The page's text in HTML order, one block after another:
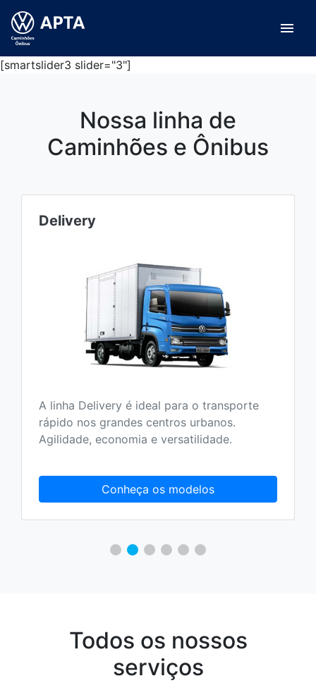
menu
[smartslider3 slider="3"]
Nossa linha de
Caminhões e Ônibus
Delivery
A linha Delivery é ideal para o transporte
rápido nos grandes centros urbanos.
Agilidade, economia e versatilidade.
Conheça os modelos
Todos os nossos
serviços